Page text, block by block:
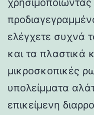
ελέγχετε συχνά
και τα πλαστικά
μικροσκοπικές
υπολείμματα
επικείμενη